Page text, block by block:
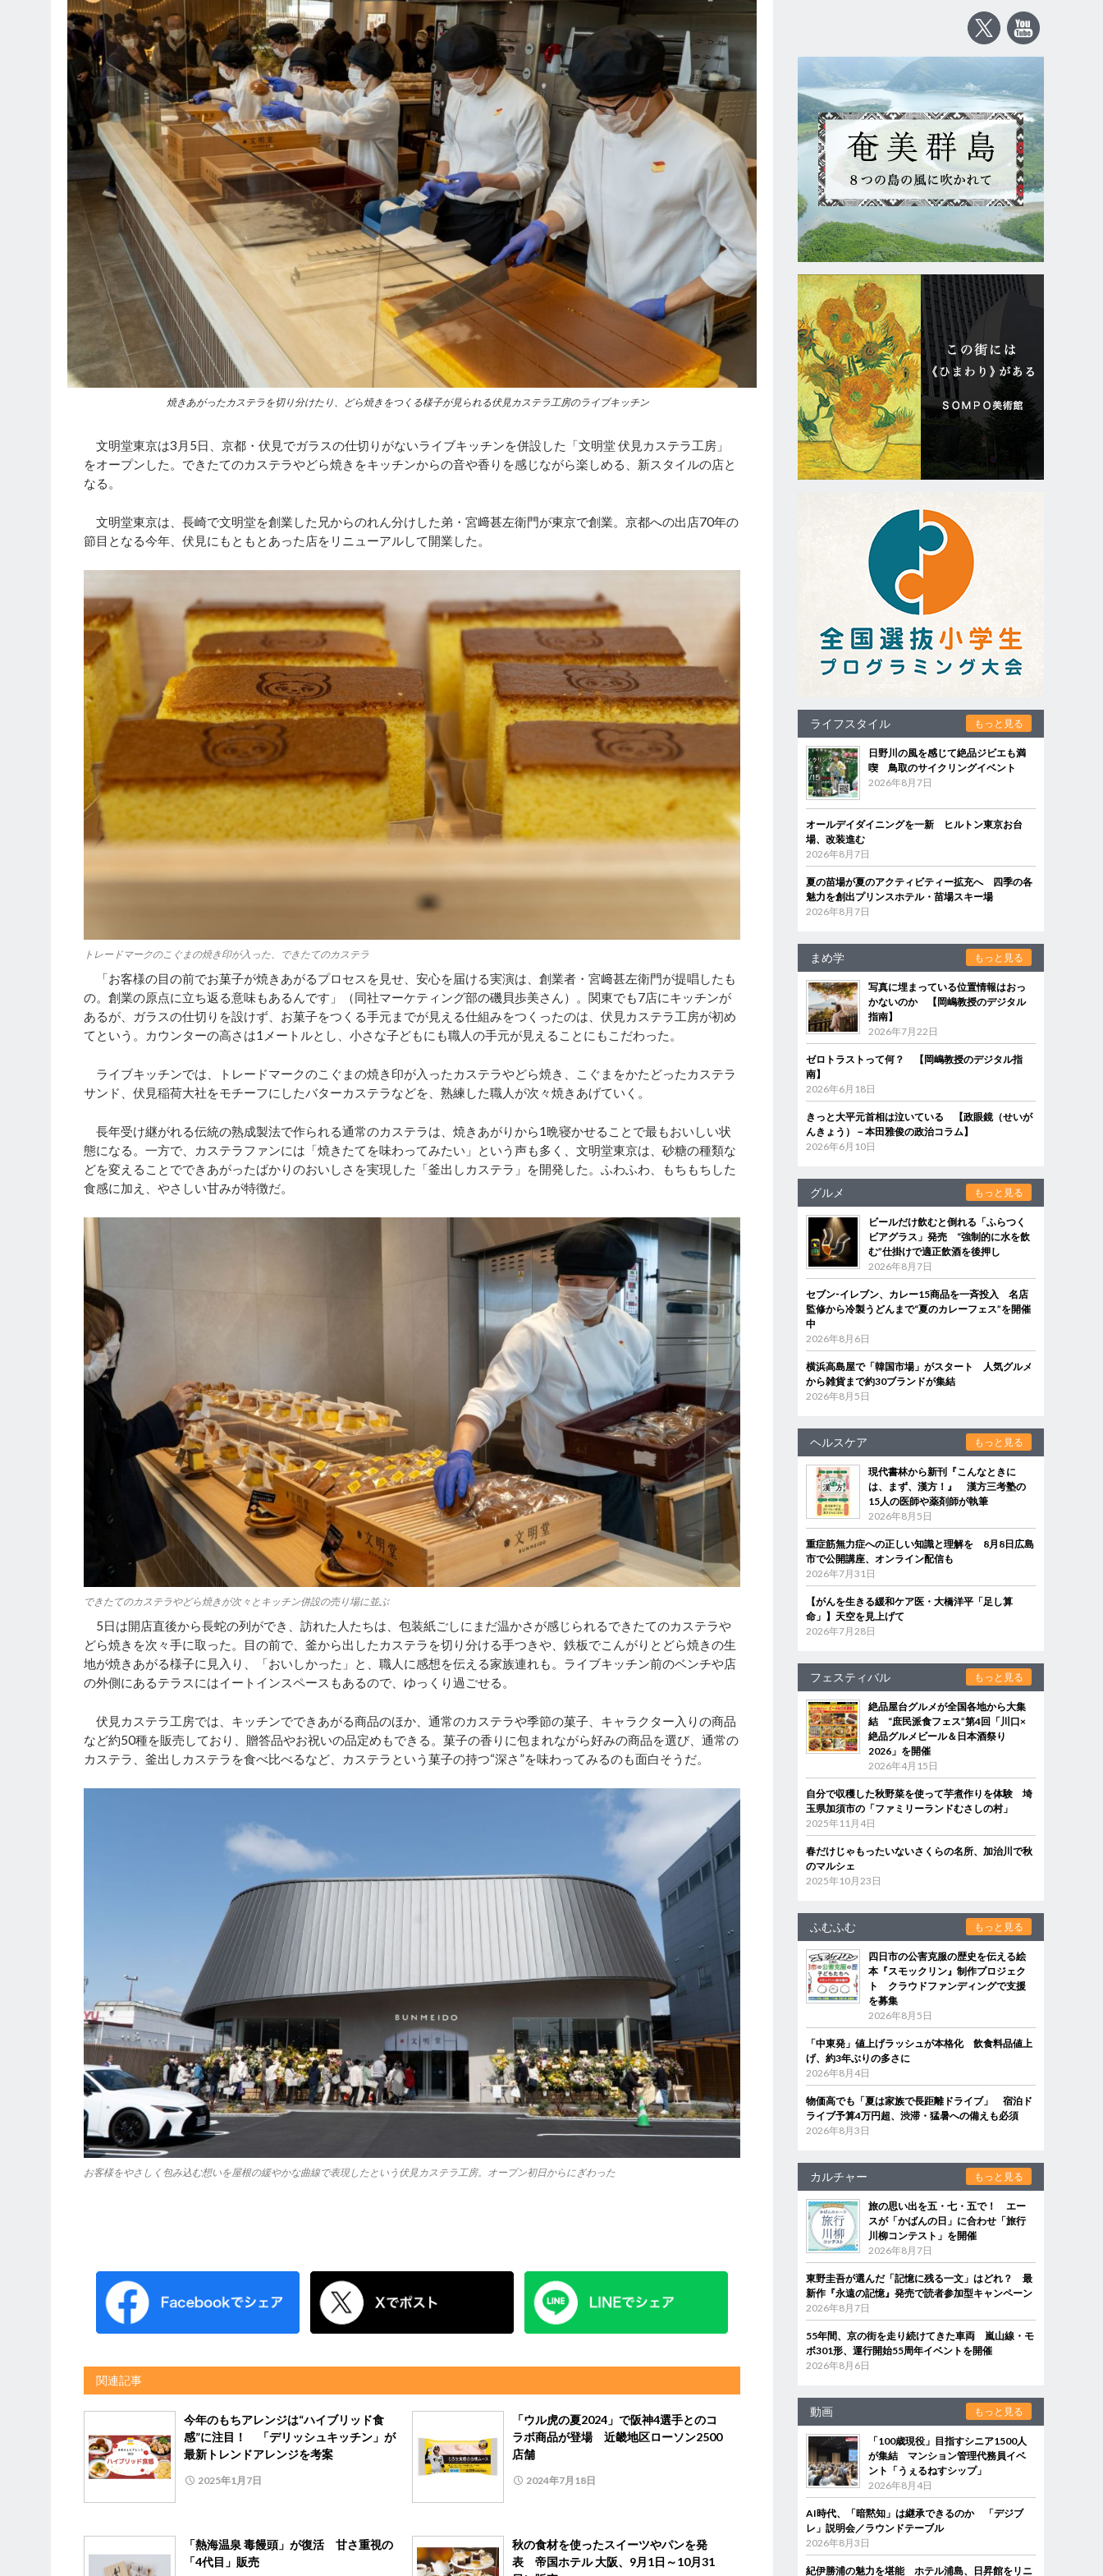
焼きあがったカステラを切り分けたり、どら焼きをつくる様子が見られる伏見カステラ工房のライブキッチン
文明堂東京は3月5日、京都・伏見でガラスの仕切りがないライブキッチンを併設した「文明堂 伏見カステラ工房」
をオープンした。できたてのカステラやどら焼きをキッチンからの音や香りを感じながら楽しめる、新スタイルの店と
なる。
文明堂東京は、長崎で文明堂を創業した兄からのれん分けした弟・宮﨑甚左衛門が東京で創業。京都への出店70年の
節目となる今年、伏見にもともとあった店をリニューアルして開業した。
トレードマークのこぐまの焼き印が入った、できたてのカステラ
「お客様の目の前でお菓子が焼きあがるプロセスを見せ、安心を届ける実演は、創業者・宮﨑甚左衛門が提唱したも
の。創業の原点に立ち返る意味もあるんです」（同社マーケティング部の磯貝歩美さん）。関東でも7店にキッチンが
あるが、ガラスの仕切りを設けず、お菓子をつくる手元までが見える仕組みをつくったのは、伏見カステラ工房が初め
てという。カウンターの高さは1メートルとし、小さな子どもにも職人の手元が見えることにもこだわった。
ライブキッチンでは、トレードマークのこぐまの焼き印が入ったカステラやどら焼き、こぐまをかたどったカステラ
サンド、伏見稲荷大社をモチーフにしたバターカステラなどを、熟練した職人が次々焼きあげていく。
長年受け継がれる伝統の熟成製法で作られる通常のカステラは、焼きあがりから1晩寝かせることで最もおいしい状
態になる。一方で、カステラファンには「焼きたてを味わってみたい」という声も多く、文明堂東京は、砂糖の種類な
どを変えることでできあがったばかりのおいしさを実現した「釜出しカステラ」を開発した。ふわふわ、もちもちした
食感に加え、やさしい甘みが特徴だ。
できたてのカステラやどら焼きが次々とキッチン併設の売り場に並ぶ
5日は開店直後から長蛇の列ができ、訪れた人たちは、包装紙ごしにまだ温かさが感じられるできたてのカステラや
どら焼きを次々手に取った。目の前で、釜から出したカステラを切り分ける手つきや、鉄板でこんがりとどら焼きの生
地が焼きあがる様子に見入り、「おいしかった」と、職人に感想を伝える家族連れも。ライブキッチン前のベンチや店
の外側にあるテラスにはイートインスペースもあるので、ゆっくり過ごせる。
伏見カステラ工房では、キッチンでできあがる商品のほか、通常のカステラや季節の菓子、キャラクター入りの商品
など約50種を販売しており、贈答品やお祝いの品定めもできる。菓子の香りに包まれながら好みの商品を選び、通常の
カステラ、釜出しカステラを食べ比べるなど、カステラという菓子の持つ“深さ”を味わってみるのも面白そうだ。
お客様をやさしく包み込む想いを屋根の緩やかな曲線で表現したという伏見カステラ工房。オープン初日からにぎわった
関連記事
今年のもちアレンジは“ハイブリッド食
感”に注目！ 「デリッシュキッチン」が
最新トレンドアレンジを考案
2025年1月7日
「ウル虎の夏2024」で阪神4選手とのコ
ラボ商品が登場 近畿地区ローソン2500
店舗
2024年7月18日
「熱海温泉 毒饅頭」が復活 甘さ重視の
「4代目」販売
秋の食材を使ったスイーツやパンを発
表 帝国ホテル 大阪、9月1日～10月31
ライフスタイル もっと見る
日野川の風を感じて絶品ジビエも満
喫 鳥取のサイクリングイベント
2026年8月7日
オールデイダイニングを一新 ヒルトン東京お台
場、改装進む
2026年8月7日
夏の苗場が夏のアクティビティー拡充へ 四季の各
魅力を創出プリンスホテル・苗場スキー場
2026年8月7日
まめ学 もっと見る
写真に埋まっている位置情報はおっ
かないのか 【岡嶋教授のデジタル
指南】
2026年7月22日
ゼロトラストって何？ 【岡嶋教授のデジタル指
南】
2026年6月18日
きっと大平元首相は泣いている 【政眼鏡（せいが
んきょう）－本田雅俊の政治コラム】
2026年6月10日
グルメ もっと見る
ビールだけ飲むと倒れる「ふらつく
ビアグラス」発売 “強制的に水を飲
む”仕掛けで適正飲酒を後押し
2026年8月7日
セブン‐イレブン、カレー15商品を一斉投入 名店
監修から冷製うどんまで“夏のカレーフェス”を開催
中
2026年8月6日
横浜高島屋で「韓国市場」がスタート 人気グルメ
から雑貨まで約30ブランドが集結
2026年8月5日
ヘルスケア もっと見る
現代書林から新刊『こんなときに
は、まず、漢方！』 漢方三考塾の
15人の医師や薬剤師が執筆
2026年8月5日
重症筋無力症への正しい知識と理解を 8月8日広島
市で公開講座、オンライン配信も
2026年7月31日
【がんを生きる緩和ケア医・大橋洋平「足し算
命」】天空を見上げて
2026年7月28日
フェスティバル もっと見る
絶品屋台グルメが全国各地から大集
結 “庶民派食フェス”第4回「川口×
絶品グルメビール＆日本酒祭り
2026」を開催
2026年4月15日
自分で収穫した秋野菜を使って芋煮作りを体験 埼
玉県加須市の「ファミリーランドむさしの村」
2025年11月4日
春だけじゃもったいないさくらの名所、加治川で秋
のマルシェ
2025年10月23日
ふむふむ もっと見る
四日市の公害克服の歴史を伝える絵
本『スモックリン』制作プロジェク
ト クラウドファンディングで支援
を募集
2026年8月5日
「中東発」値上げラッシュが本格化 飲食料品値上
げ、約3年ぶりの多さに
2026年8月4日
物価高でも「夏は家族で長距離ドライブ」 宿泊ド
ライブ予算4万円超、渋滞・猛暑への備えも必須
2026年8月3日
カルチャー もっと見る
旅の思い出を五・七・五で！ エー
スが「かばんの日」に合わせ「旅行
川柳コンテスト」を開催
2026年8月7日
東野圭吾が選んだ「記憶に残る一文」はどれ？ 最
新作『永遠の記憶』発売で読者参加型キャンペーン
2026年8月7日
55年間、京の街を走り続けてきた車両 嵐山線・モ
ボ301形、運行開始55周年イベントを開催
2026年8月6日
動画 もっと見る
「100歳現役」目指すシニア1500人
が集結 マンション管理代務員イベ
ント「うぇるねすシップ」
2026年8月4日
AI時代、「暗黙知」は継承できるのか 「デジブ
レ」説明会／ラウンドテーブル
2026年8月3日
紀伊勝浦の魅力を堪能 ホテル浦島、日昇館をリニ